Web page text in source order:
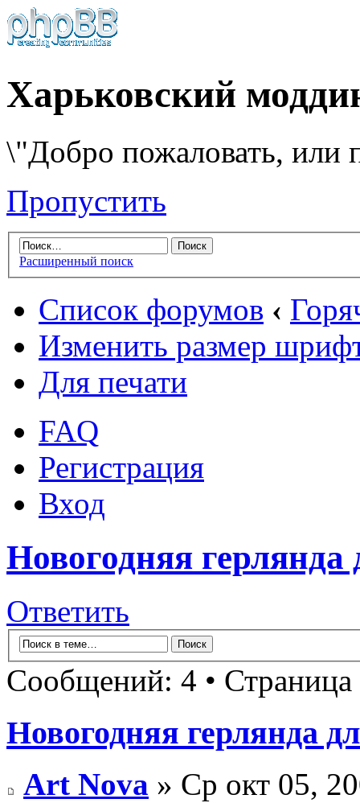
Харьковский
\"Добро пожаловать, или
Пропустить
Расширенный поиск
Список форумов ‹
Изменить размер
Для печати
FAQ
Регистрация
Вход
Новогодняя
Ответить
Сообщений: 4 • Страница
Новогодняя герлянда
Art Nova » Ср окт 05,